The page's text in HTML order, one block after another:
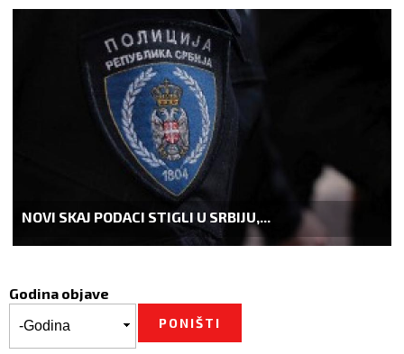
NOVI SKAJ PODACI STIGLI U SRBIJU,...
Godina objave